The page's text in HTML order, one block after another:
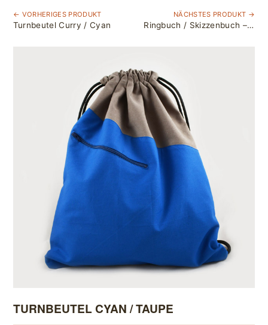
← VORHERIGES PRODUKT
Turnbeutel Curry / Cyan
NÄCHSTES PRODUKT →
Ringbuch / Skizzenbuch – Himbeer / Blätter
TURNBEUTEL CYAN / TAUPE